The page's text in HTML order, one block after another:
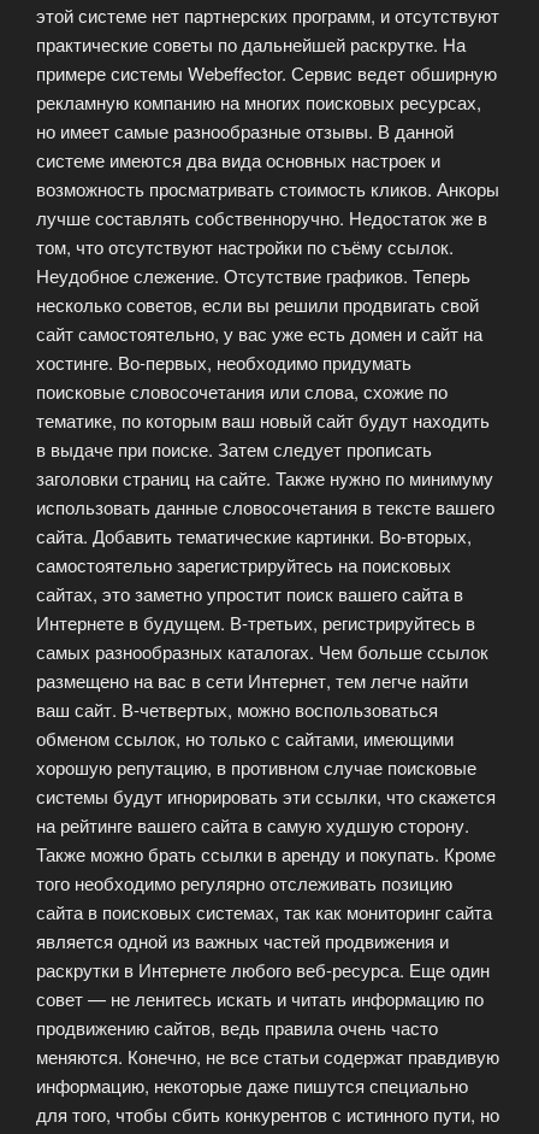
этой системе нет партнерских программ, и отсутствуют
практические советы по дальнейшей раскрутке. На
примере системы Webeffector. Сервис ведет обширную
рекламную компанию на многих поисковых ресурсах,
но имеет самые разнообразные отзывы. В данной
системе имеются два вида основных настроек и
возможность просматривать стоимость кликов. Анкоры
лучше составлять собственноручно. Недостаток же в
том, что отсутствуют настройки по съёму ссылок.
Неудобное слежение. Отсутствие графиков. Теперь
несколько советов, если вы решили продвигать свой
сайт самостоятельно, у вас уже есть домен и сайт на
хостинге. Во-первых, необходимо придумать
поисковые словосочетания или слова, схожие по
тематике, по которым ваш новый сайт будут находить
в выдаче при поиске. Затем следует прописать
заголовки страниц на сайте. Также нужно по минимуму
использовать данные словосочетания в тексте вашего
сайта. Добавить тематические картинки. Во-вторых,
самостоятельно зарегистрируйтесь на поисковых
сайтах, это заметно упростит поиск вашего сайта в
Интернете в будущем. В-третьих, регистрируйтесь в
самых разнообразных каталогах. Чем больше ссылок
размещено на вас в сети Интернет, тем легче найти
ваш сайт. В-четвертых, можно воспользоваться
обменом ссылок, но только с сайтами, имеющими
хорошую репутацию, в противном случае поисковые
системы будут игнорировать эти ссылки, что скажется
на рейтинге вашего сайта в самую худшую сторону.
Также можно брать ссылки в аренду и покупать. Кроме
того необходимо регулярно отслеживать позицию
сайта в поисковых системах, так как мониторинг сайта
является одной из важных частей продвижения и
раскрутки в Интернете любого веб-ресурса. Еще один
совет — не ленитесь искать и читать информацию по
продвижению сайтов, ведь правила очень часто
меняются. Конечно, не все статьи содержат правдивую
информацию, некоторые даже пишутся специально
для того, чтобы сбить конкурентов с истинного пути, но